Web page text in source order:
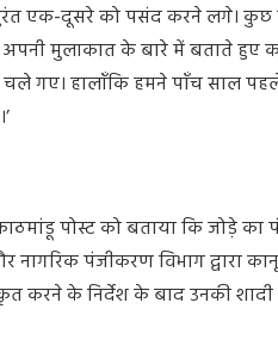
तुरंत एक-दूसरे को पसंद करने लगे।
मुलाकात के बारे में बताते हुए
चले गए। हालाँकि हमने पाँच साल
पोस्ट को बताया कि जोड़े
नागरिक पंजीकरण विभाग द्वारा
के निर्देश के बाद उनकी शादी